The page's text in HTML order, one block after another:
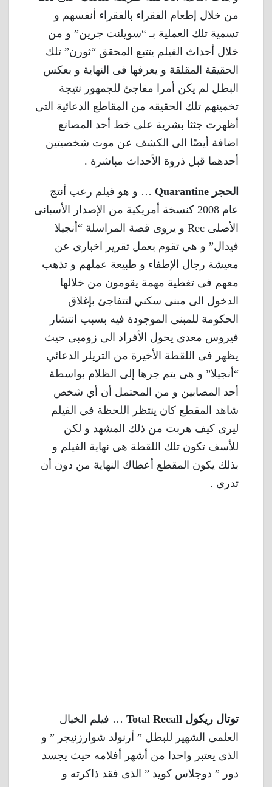
من خلال إطعام الفقراء بالفقراء أنفسهم و
تسمية تلك العملية بـ “سويلنت جرين” و من
خلال أحداث الفيلم يتتبع المحقق “ثورن” تلك
الحقيقة المقلقة و يعرفها فى النهاية و بعكس
البطل لم يكن أمرا مفاجئ للجمهور نتيجة
تخمينهم تلك الحقيقه من المقاطع الدعائية التى
أظهرت جثثا بشرية على خط أحد المصانع
اضافة أيضًا الى الكشف عن موت شخصيتين
أحدهما قبل ذروة الأحداث مباشرة .
الحجر Quarantine
… و هو فيلم رعب أنتج
عام 2008 كنسخة أمريكية من الإصدار الأسبانى
الأصلى Rec و يروى قصة المراسلة “أنجيلا
فيدال” و هي تقوم بعمل تقرير اخبارى عن
معيشة رجال الإطفاء و طبيعة عملهم و تذهب
معهم فى تغطية مهمة يقومون من خلالها
الدخول الى مبنى سكني لتتفاجئ بإغلاق
الحكومة للمبنى الموجودة فيه بسبب انتشار
فيروس معدي يحول الأفراد الى زومبى حيث
يظهر فى اللقطة الأخيرة من التريلر الدعائي
“أنجيلا” و هى يتم جرها إلى الظلام بواسطة
أحد المصابين و من المحتمل أن أي شخص
شاهد المقطع كان ينتظر اللحظة في الفيلم
ليرى كيف هربت من ذلك المشهد و لكن
للأسف تكون تلك اللقطة هى نهاية الفيلم و
بذلك يكون المقطع أعطاك النهاية من دون أن
تدرى .
توتال ريكول Total Recall
… فيلم الخيال
العلمى الشهير للبطل ” أرنولد شوارزنيجر ” و
الذى يعتبر واحدا من أشهر أفلامه حيث يجسد
دور ” دوجلاس كويد ” الذى فقد ذاكرته و